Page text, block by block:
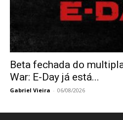
Beta fechada do
War: E-Day já está...
Gabriel Vieira - 06/08/2026